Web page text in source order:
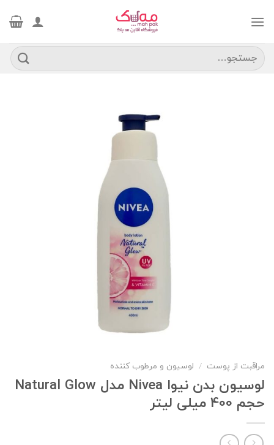
جستجو
برای:
مراقبت از پوست / لوسیون و مرطوب کننده
لوسیون بدن نیوا Nivea مدل Natural Glow
حجم 400 میلی لیتر